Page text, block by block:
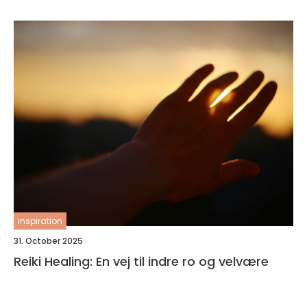
inspiration
31. October 2025
Reiki Healing: En vej til indre ro og velvære